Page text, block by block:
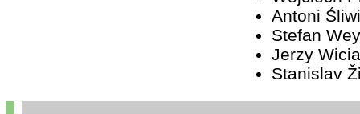
Antoni
Stefan
Jerzy
Stanislav